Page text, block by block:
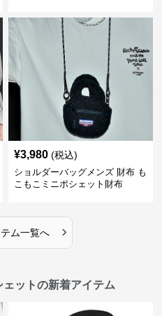
¥3,980 (税込)
ショルダーバッグメンズ 財布 も
こもこミニポシェット財布
ム一覧へ ›
ットの新着アイテム